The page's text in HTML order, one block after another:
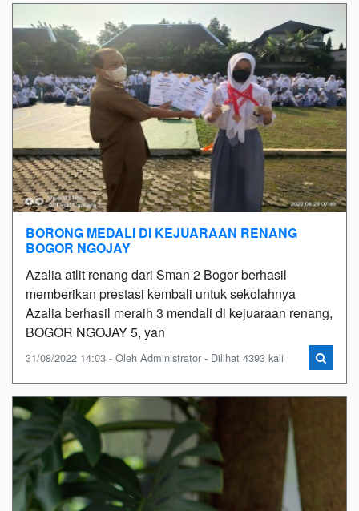
BORONG MEDALI DI KEJUARAAN RENANG
BOGOR NGOJAY
Azalia atlit renang dari Sman 2 Bogor berhasil
memberikan prestasi kembali untuk sekolahnya
Azalia berhasil meraih 3 mendali di kejuaraan renang,
BOGOR NGOJAY 5, yan
31/08/2022 14:03 - Oleh Administrator - Dilihat 4393 kali